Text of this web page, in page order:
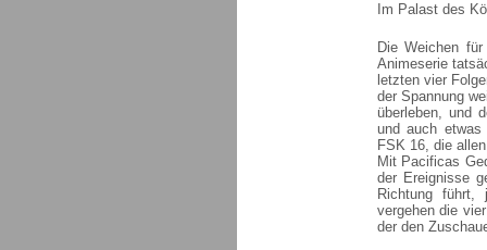
Im Palast des
Die Weichen
Animeserie
letzten vier
der Spannung
überleben, und
und auch etwas
FSK 16, die
Mit Pacificas
der Ereignisse
Richtung
vergehen die
der den